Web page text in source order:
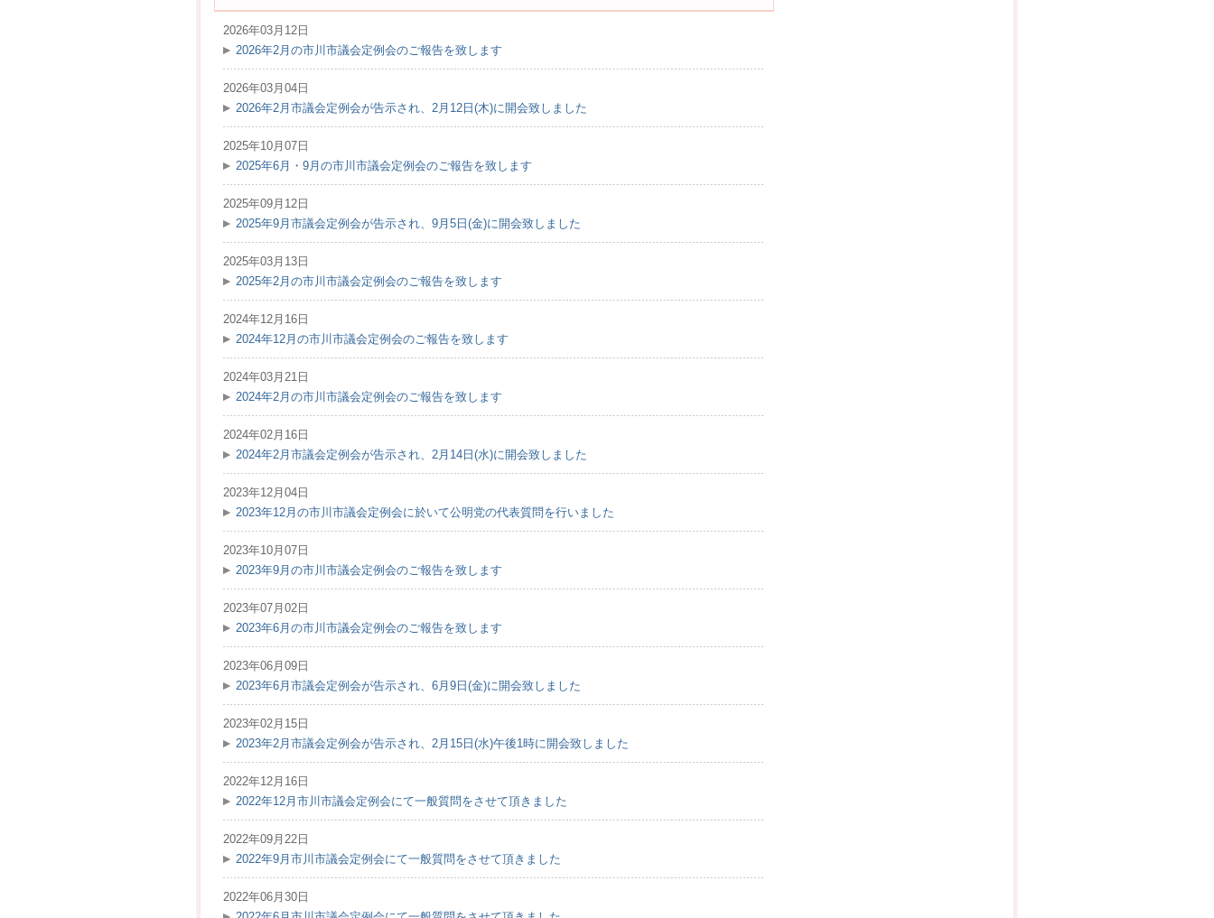
2026年03月12日
2026年2月の市川市議会定例会のご報告を致します
2026年03月04日
2026年2月市議会定例会が告示され、2月12日(木)に開会致しました
2025年10月07日
2025年6月・9月の市川市議会定例会のご報告を致します
2025年09月12日
2025年9月市議会定例会が告示され、9月5日(金)に開会致しました
2025年03月13日
2025年2月の市川市議会定例会のご報告を致します
2024年12月16日
2024年12月の市川市議会定例会のご報告を致します
2024年03月21日
2024年2月の市川市議会定例会のご報告を致します
2024年02月16日
2024年2月市議会定例会が告示され、2月14日(水)に開会致しました
2023年12月04日
2023年12月の市川市議会定例会に於いて公明党の代表質問を行いました
2023年10月07日
2023年9月の市川市議会定例会のご報告を致します
2023年07月02日
2023年6月の市川市議会定例会のご報告を致します
2023年06月09日
2023年6月市議会定例会が告示され、6月9日(金)に開会致しました
2023年02月15日
2023年2月市議会定例会が告示され、2月15日(水)午後1時に開会致しました
2022年12月16日
2022年12月市川市議会定例会にて一般質問をさせて頂きました
2022年09月22日
2022年9月市川市議会定例会にて一般質問をさせて頂きました
2022年06月30日